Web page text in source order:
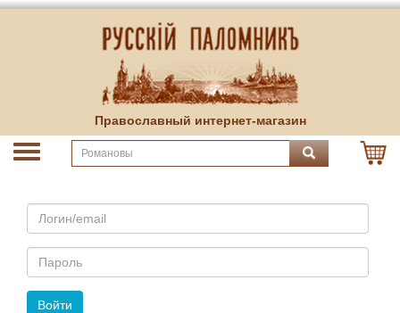
Православный интернет-магазин
Email
Пароль
Войти